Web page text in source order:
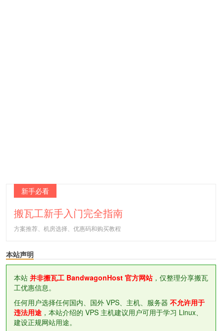
新手必看
搬瓦工新手入门完全指南
方案推荐、机房选择、优惠码和购买教程
本站声明
本站 并非搬瓦工 BandwagonHost 官方网站，仅整理分享搬瓦
工优惠信息。
任何用户选择任何国内、国外 VPS、主机、服务器 不允许用于
违法用途 ，本站介绍的 VPS 主机建议用户可用于学习 Linux、
建设正规网站用途。